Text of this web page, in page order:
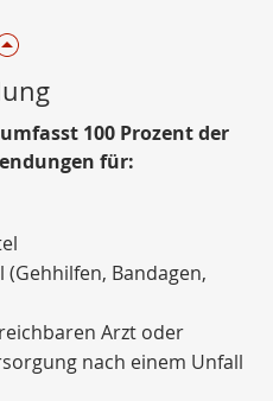
100 Prozent der
für:
Bandagen,
Arzt oder
nach einem Unfall